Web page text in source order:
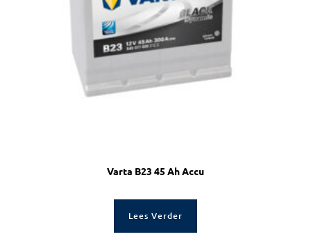
Varta B23 45 Ah Accu
Lees Verder